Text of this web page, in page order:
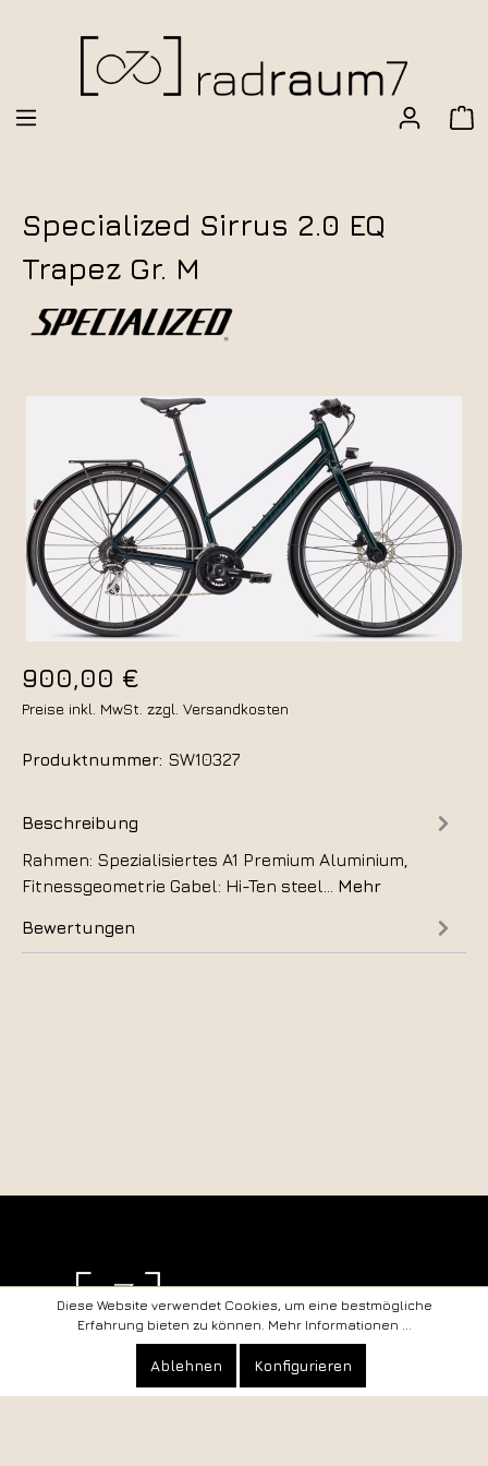
Specialized Sirrus 2.0 EQ
Trapez Gr. M
900,00 €
Preise inkl. MwSt. zzgl. Versandkosten
Produktnummer: SW10327
Beschreibung
Rahmen: Spezialisiertes A1 Premium Aluminium,
Fitnessgeometrie Gabel: Hi-Ten steel… Mehr
Bewertungen
Kontakt
Datenschutz
Impressum
Diese Website verwendet Cookies, um eine bestmögliche
Erfahrung bieten zu können. Mehr Informationen ...
Ablehnen Konfigurieren